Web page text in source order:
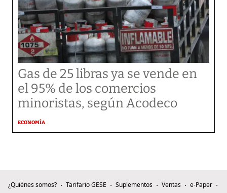
Gas de 25 libras ya se vende en
el 95% de los comercios
minoristas, según Acodeco
ECONOMÍA
¿Quiénes somos? Tarifario GESE Suplementos Ventas
e-Paper